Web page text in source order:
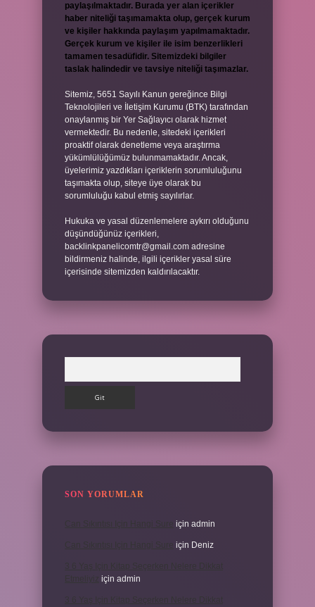
paylaşılmaktadır. Burada yer alan içerikler
haber niteliği taşımamakta olup, gerçek kurum
ve kişiler hakkında paylaşım yapılmamaktadır.
Gerçek kurum ve kişiler ile isim benzerlikleri
tamamen tesadüfidir. Sitemizdeki bilgiler
taslak halindedir ve tavsiye niteliği taşımazlar.
Sitemiz, 5651 Sayılı Kanun gereğince Bilgi
Teknolojileri ve İletişim Kurumu (BTK) tarafından
onaylanmış bir Yer Sağlayıcı olarak hizmet
vermektedir. Bu nedenle, sitedeki içerikleri
proaktif olarak denetleme veya araştırma
yükümlülüğümüz bulunmamaktadır. Ancak,
üyelerimiz yazdıkları içeriklerin sorumluluğunu
taşımakta olup, siteye üye olarak bu
sorumluluğu kabul etmiş sayılırlar.
Hukuka ve yasal düzenlemelere aykırı olduğunu
düşündüğünüz içerikleri,
backlinkpanelicomtr@gmail.com adresine
bildirmeniz halinde, ilgili içerikler yasal süre
içerisinde sitemizden kaldırılacaktır.
SON YORUMLAR
için admin
için Deniz
için admin